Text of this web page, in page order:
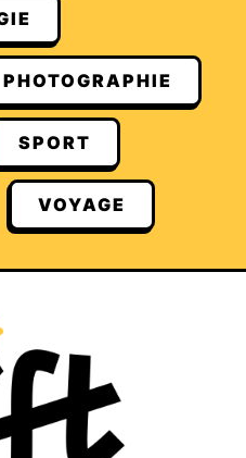
PHOTOGRAPHIE
SPORT
VOYAGE